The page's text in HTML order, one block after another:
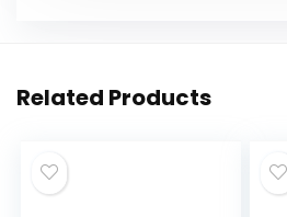
Related Products